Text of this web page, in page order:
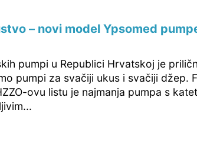
– novi model Ypsomed
pumpi u Republici Hrvatskoj je
pumpi za svačiji ukus i svačiji džep.
ovu listu je najmanja pumpa s